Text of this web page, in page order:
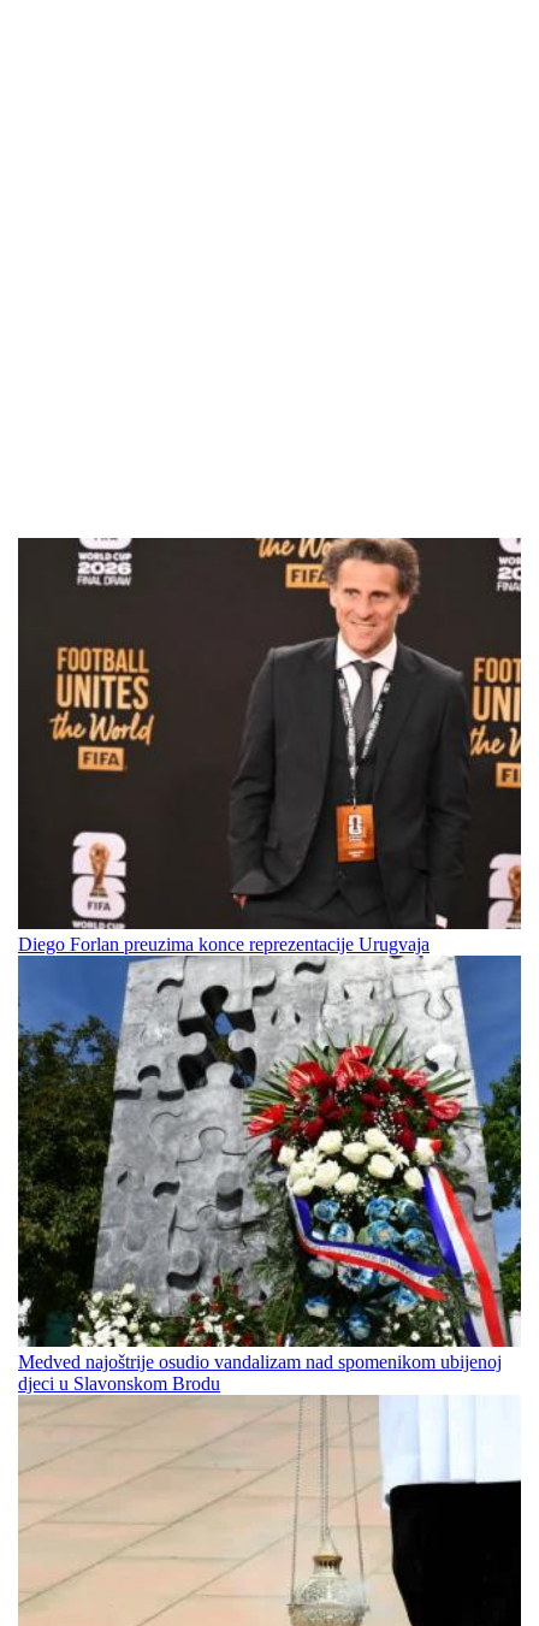
Diego Forlan preuzima konce reprezentacije Urugvaja
Medved najoštrije osudio vandalizam nad spomenikom ubijenoj
djeci u Slavonskom Brodu